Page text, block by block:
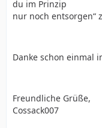
du im Prinzip
nur noch entsorgen“
Danke schon einmal
Freundliche Grüße,
Cossack007